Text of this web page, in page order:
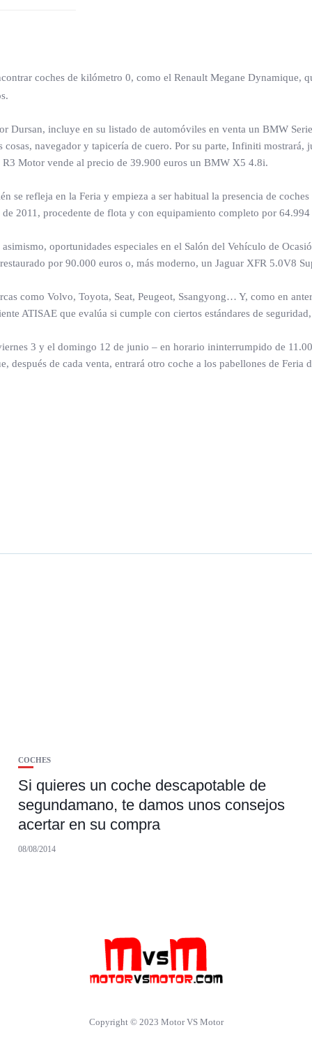
coches de kilómetro 0, como el Renault Megane Dynamique,
Dursan, incluye en su listado de automóviles en venta un BMW
navegador y tapicería de cuero. Por su parte, Infiniti
Motor vende al precio de 39.900 euros un BMW X5 4.8i.
se refleja en la Feria y empieza a ser habitual la presencia de
2011, procedente de flota y con equipamiento completo por 64.994
oportunidades especiales en el Salón del Vehículo de
por 90.000 euros o, más moderno, un Jaguar XFR 5.0V8
como Volvo, Toyota, Seat, Peugeot, Ssangyong… Y, como en
ATISAE que evalúa si cumple con ciertos estándares de
3 y el domingo 12 de junio – en horario ininterrumpido de
después de cada venta, entrará otro coche a los pabellones de
COCHES
Si quieres un coche descapotable de
segundamano, te damos unos consejos
acertar en su compra
08/08/2014
Copyright © 2023 Motor VS Motor